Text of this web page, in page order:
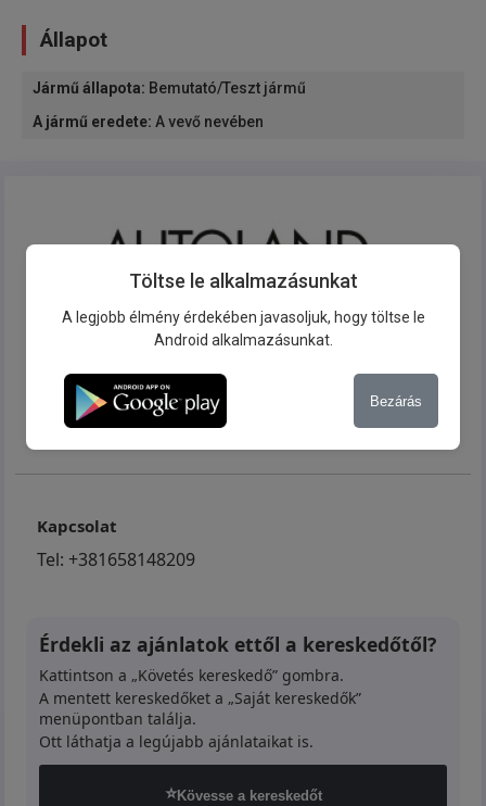
Állapot
Jármű állapota: Bemutató/Teszt jármű
A jármű eredete: A vevő nevében
Žorža Klemansoa 19, Stari Grad Beograd ,
Serbia
Kapcsolat
Tel: +381658148209
Érdekli az ajánlatok ettől a kereskedőtől?
Kattintson a „Követés kereskedő” gombra.
A mentett kereskedőket a „Saját kereskedők”
menüpontban találja.
Ott láthatja a legújabb ajánlataikat is.
⭐Kövesse a kereskedőt
Töltse le alkalmazásunkat
A legjobb élmény érdekében javasoljuk, hogy töltse le
Android alkalmazásunkat.
Bezárás